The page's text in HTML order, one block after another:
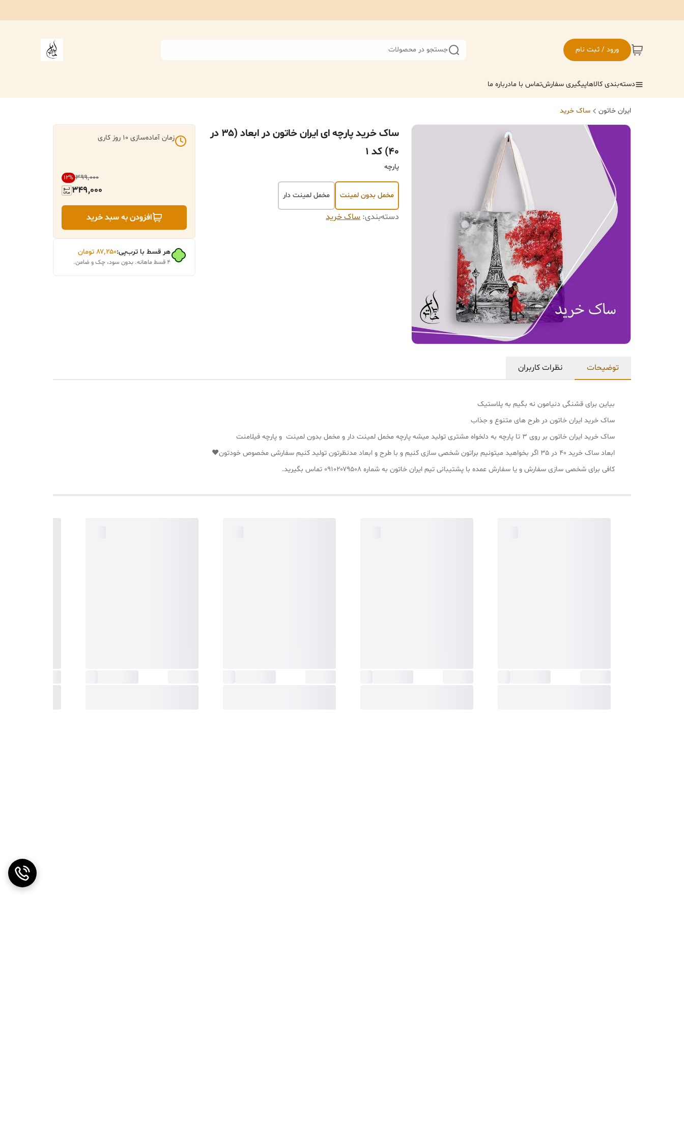
ورود / ثبت نام جستجو در محصولات
دسته‌بندی کالاهاپیگیری سفارشتماس با مادرباره ما
ایران خاتون ساک خرید
ساک خرید پارچه ای ایران خاتون در ابعاد (۳۵ در
۴۰) کد ۱
پارچه
مخمل بدون لمینت مخمل لمینت دار
دسته‌بندی:ساک خرید
زمان آماده‌سازی 10 روز کاری
۳۹۹٬۰۰۰ 12%
349,000
افزودن به سبد خرید
هر قسط با ترب‌پی:۸۷٬۲۵۰ تومان
۴ قسط ماهانه. بدون سود، چک و ضامن.
توضیحات نظرات کاربران
بیاین برای قشنگی دنیامون نه بگیم به پلاستیک
ساک خرید ایران خاتون در طرح های متنوع و جذاب
ساک خرید ایران خاتون بر روی ۳ تا پارچه به دلخواه مشتری تولید میشه پارچه مخمل لمینت دار و مخمل بدون لمینت و پارچه فیلامنت
ابعاد ساک خرید ۴۰ در ۳۵ اگر بخواهید میتونیم براتون شخصی سازی کنیم و با طرح و ابعاد مدنظرتون تولید کنیم سفارشی مخصوص خودتون❤
کافی برای شخصی سازی سفارش و یا سفارش عمده با پشتیبانی تیم ایران خاتون به شماره ۰۹۱۰۲۰۷۹۵۰۸ تماس بگیرید.